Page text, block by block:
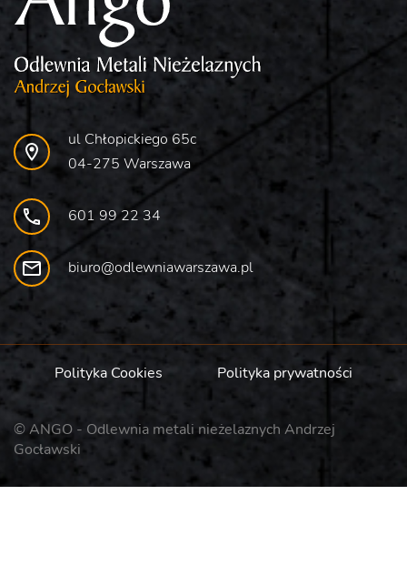
ul Chłopickiego 65c
04-275 Warszawa
601 99 22 34
biuro@odlewniawarszawa.pl
Polityka Cookies Polityka prywatności
© ANGO - Odlewnia metali nieżelaznych Andrzej
Gocławski